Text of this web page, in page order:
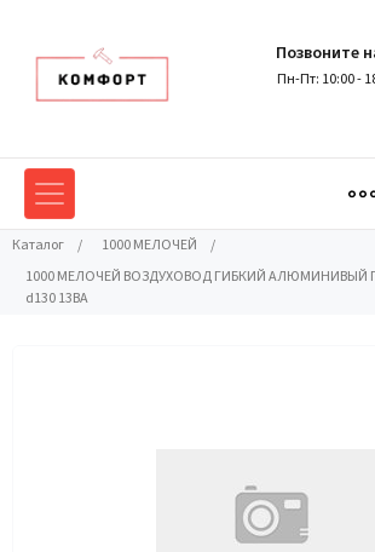
Позвоните
Пн-Пт: 10:00 -
Каталог / 1000 МЕЛОЧЕЙ
/
1000 МЕЛОЧЕЙ ВОЗДУХОВОД ГИБКИЙ АЛЮМИНИВЫЙ
d130 13BA